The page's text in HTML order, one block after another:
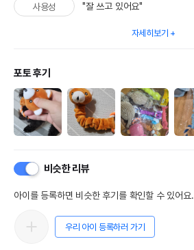
사용성 "잘 쓰고 있어요"
자세히보기
포토 후기
비슷한 리뷰
아이를 등록하면 비슷한 후기를 확인할 수 있어요.
우리 아이 등록하러 가기